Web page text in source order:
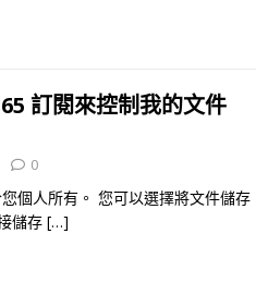
訂閱來控制我的文件
0
個人所有。 您可以選擇將文件儲存
儲存 […]